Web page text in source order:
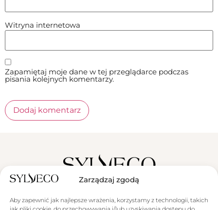
Zarządzaj zgodą
Aby zapewnić jak najlepsze wrażenia, korzystamy z technologii, takich
Witryna internetowa
Zapamiętaj moje dane w tej przeglądarce podczas
pisania kolejnych komentarzy.
Sylveco sp. z o.o.
Łąka 260F, 36-004 Łąka